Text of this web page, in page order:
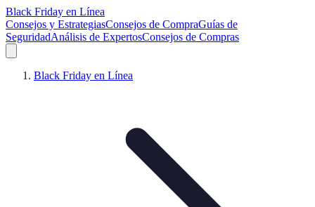
Black Friday en Línea
Consejos y EstrategiasConsejos de CompraGuías de
SeguridadAnálisis de ExpertosConsejos de Compras
Black Friday en Línea